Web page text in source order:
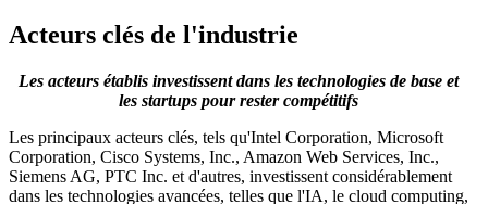
Acteurs clés de l'industrie
Les acteurs établis investissent dans les technologies de base et
les startups pour rester compétitifs
Les principaux acteurs clés, tels qu'Intel Corporation, Microsoft
Corporation, Cisco Systems, Inc., Amazon Web Services, Inc.,
Siemens AG, PTC Inc. et d'autres, investissent considérablement
dans les technologies avancées, telles que l'IA, le cloud computing,